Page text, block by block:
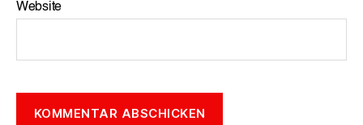
Website